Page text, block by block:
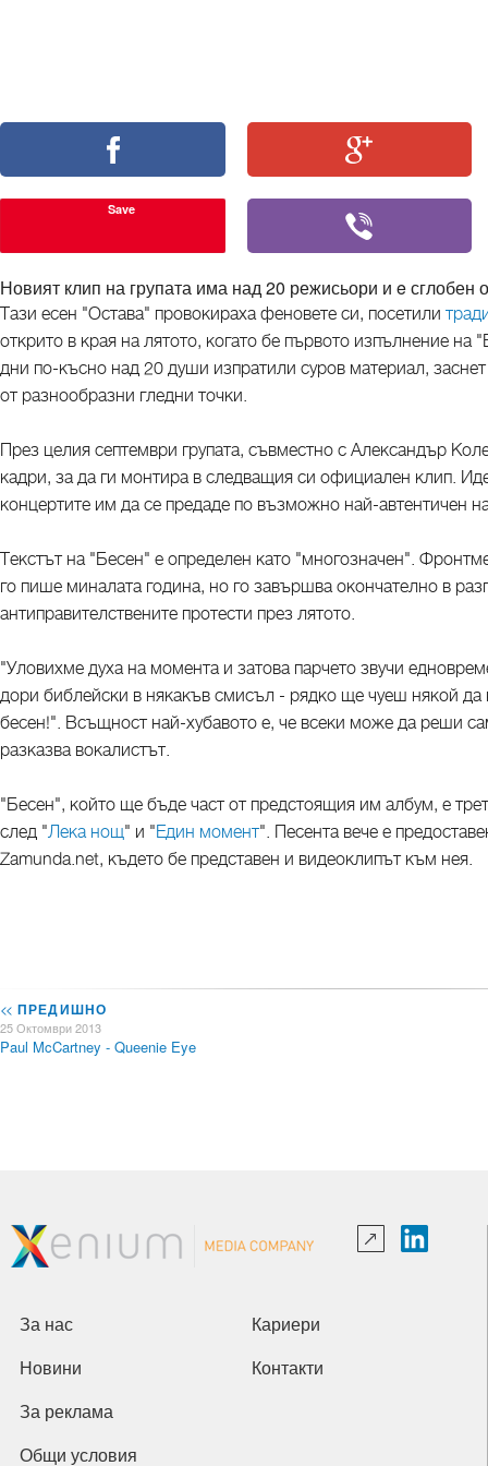
Save
Новият клип на групата има над 20 режисьори и e сглобен
Тази есен "Остава" провокираха феновете си, посетили
открито в края на лятото, когато бе първото изпълнение на
дни по-късно над 20 души изпратили суров материал,
от разнообразни гледни точки.
През целия септември групата, съвместно с Александър
кадри, за да ги монтира в следващия си официален клип.
концертите им да се предаде по възможно най-автентичен
Текстът на "Бесен" е определен като "многозначен".
го пише миналата година, но го завършва окончателно в
антиправителствените протести през лятото.
"Уловихме духа на момента и затова парчето звучи
дори библейски в някакъв смисъл - рядко ще чуеш някой
бесен!". Всъщност най-хубавото е, че всеки може да реши
разказва вокалистът.
"Бесен", който ще бъде част от предстоящия им албум, е
след "Лека нощ" и "Един момент". Песента вече е
Zamunda.net, където бе представен и видеоклипът към нея.
<< ПРЕДИШНО
25 Октомври 2013
Paul McCartney - Queenie Eye
За нас Кариери
Новини Контакти
За реклама
Общи условия